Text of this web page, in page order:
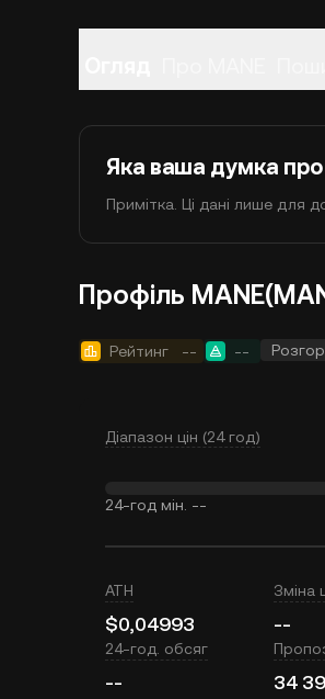
Яка ваша думка про
Примітка. Ці дані лише для
Профіль
Рейтинг -- --
Діапазон цін (24 год)
24-год мін. --
ATH
$0,04993
Зміна
--
24-год. обсяг
-- 34